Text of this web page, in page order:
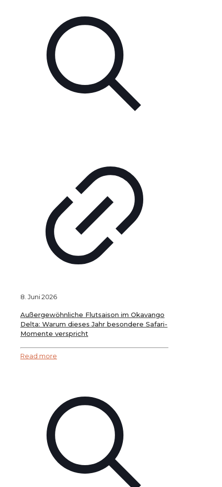
8. Juni 2026
Außergewöhnliche Flutsaison im Okavango
Delta: Warum dieses Jahr besondere Safari-
Momente verspricht
Read more